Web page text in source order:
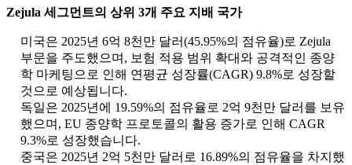
Zejula 세그먼트의 상위 3개 주요 지배 국가
미국은 2025년 6억 8천만 달러(45.95%의 점유율)로 Zejula
부문을 주도했으며, 보험 적용 범위 확대와 공격적인 종양
학 마케팅으로 인해 연평균 성장률(CAGR) 9.8%로 성장할
것으로 예상됩니다.
독일은 2025년에 19.59%의 점유율로 2억 9천만 달러를 보유
했으며, EU 종양학 프로토콜의 활용 증가로 인해 CAGR
9.3%로 성장했습니다.
중국은 2025년 2억 5천만 달러로 16.89%의 점유율을 차지했